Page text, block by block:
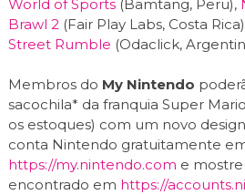
World of Sports(Bamtang, Peru),
Brawl 2(Fair Play Labs, Costa
Street Rumble (Odaclick,
Membros do My Nintendo
sacochila* da franquia Super
os estoques) com um novo
conta Nintendo gratuitamente
https://my.nintendo.com e
encontrado em https://